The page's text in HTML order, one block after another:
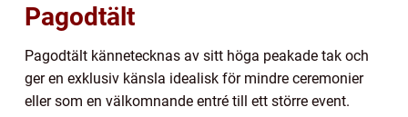
Pagodtält
Pagodtält kännetecknas av sitt höga peakade tak och
ger en exklusiv känsla idealisk för mindre ceremonier
eller som en välkomnande entré till ett större event.